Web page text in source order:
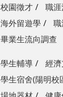
校園徵才 職
海外留遊學
畢業生流向調查
學生輔導 經
學生宿舍(陽明校